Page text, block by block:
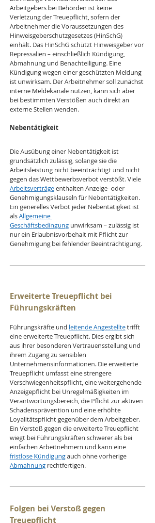
Arbeitgebers bei Behörden ist keine
Verletzung der Treuepflicht, sofern der
Arbeitnehmer die Voraussetzungen des
Hinweisgeberschutzgesetzes (HinSchG)
einhält. Das HinSchG schützt Hinweisgeber vor
Repressalien – einschließlich Kündigung,
Abmahnung und Benachteiligung. Eine
Kündigung wegen einer geschützten Meldung
ist unwirksam. Der Arbeitnehmer soll zunächst
interne Meldekanäle nutzen, kann sich aber
bei bestimmten Verstößen auch direkt an
externe Stellen wenden.
Nebentätigkeit
Die Ausübung einer Nebentätigkeit ist
grundsätzlich zulässig, solange sie die
Arbeitsleistung nicht beeinträchtigt und nicht
gegen das Wettbewerbsverbot verstößt. Viele
Arbeitsverträge enthalten Anzeige- oder
Genehmigungsklauseln für Nebentätigkeiten.
Ein generelles Verbot jeder Nebentätigkeit ist
als Allgemeine
Geschäftsbedingung unwirksam – zulässig ist
nur ein Erlaubnisvorbehalt mit Pflicht zur
Genehmigung bei fehlender Beeinträchtigung.
Erweiterte Treuepflicht bei
Führungskräften
Führungskräfte und leitende Angestellte trifft
eine erweiterte Treuepflicht. Dies ergibt sich
aus ihrer besonderen Vertrauensstellung und
ihrem Zugang zu sensiblen
Unternehmensinformationen. Die erweiterte
Treuepflicht umfasst eine strengere
Verschwiegenheitspflicht, eine weitergehende
Anzeigepflicht bei Unregelmäßigkeiten im
Verantwortungsbereich, die Pflicht zur aktiven
Schadensprävention und eine erhöhte
Loyalitätspflicht gegenüber dem Arbeitgeber.
Ein Verstoß gegen die erweiterte Treuepflicht
wiegt bei Führungskräften schwerer als bei
einfachen Arbeitnehmern und kann eine
fristlose Kündigung auch ohne vorherige
Abmahnung rechtfertigen.
Folgen bei Verstoß gegen
Treuepflicht